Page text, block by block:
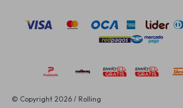
© Copyright 2026 / Rolling